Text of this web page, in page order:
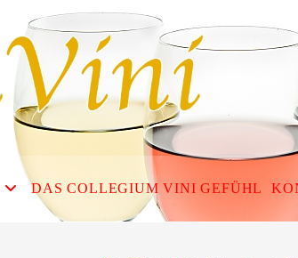
DAS COLLEGIUM VINI GEFÜHL